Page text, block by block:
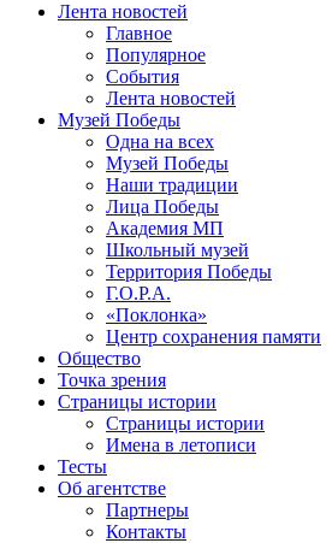
Лента новостей
Главное
Популярное
События
Лента новостей
Музей Победы
Одна на всех
Музей Победы
Наши традиции
Лица Победы
Академия МП
Школьный музей
Территория Победы
Г.О.Р.А.
«Поклонка»
Центр сохранения памяти
Общество
Точка зрения
Страницы истории
Страницы истории
Имена в летописи
Тесты
Об агентстве
Партнеры
Контакты